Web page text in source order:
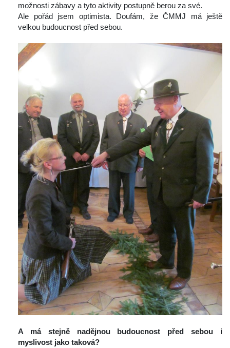
možnosti zábavy a tyto aktivity postupně berou za své.
Ale pořád jsem optimista. Doufám, že ČMMJ má ještě
velkou budoucnost před sebou.
A má stejně nadějnou budoucnost před sebou i
myslivost jako taková?